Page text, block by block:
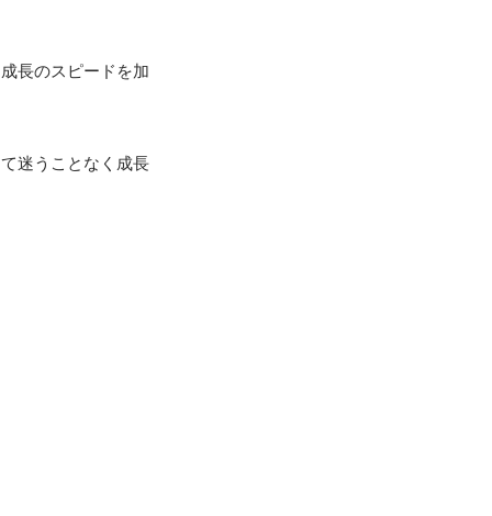
長のスピードを加
迷うことなく成長